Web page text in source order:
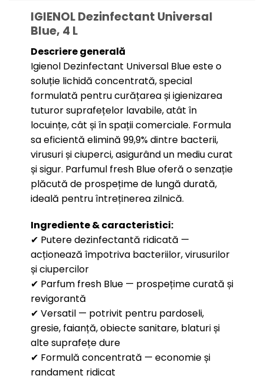
IGIENOL Dezinfectant Universal
Blue, 4 L
Descriere generală
Igienol Dezinfectant Universal Blue este o
soluție lichidă concentrată, special
formulată pentru curățarea și igienizarea
tuturor suprafețelor lavabile, atât în
locuințe, cât și în spații comerciale. Formula
sa eficientă elimină 99,9% dintre bacterii,
virusuri și ciuperci, asigurând un mediu curat
și sigur. Parfumul fresh Blue oferă o senzație
plăcută de prospețime de lungă durată,
ideală pentru întreținerea zilnică.
Ingrediente & caracteristici:
✔ Putere dezinfectantă ridicată —
acționează împotriva bacteriilor, virusurilor
și ciupercilor
✔ Parfum fresh Blue — prospețime curată și
revigorantă
✔ Versatil — potrivit pentru pardoseli,
gresie, faianță, obiecte sanitare, blaturi și
alte suprafețe dure
✔ Formulă concentrată — economie și
randament ridicat